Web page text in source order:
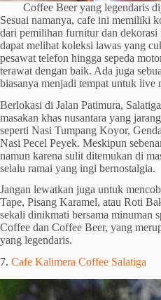
Coffee Beer yang legendaris
Sesuai namanya, cafe ini memiliki
dari pemilihan furnitur dan
dapat melihat koleksi lawas yang
pesawat telefon hingga sepeda
terawat dengan baik. Ada juga
biasanya menjadi tempat untuk live
Berlokasi di Jalan Patimura,
masakan khas nusantara yang
seperti Nasi Tumpang Koyor,
Nasi Pecel Peyek. Meskipun
namun karena sulit ditemukan di
selalu ramai yang ingi bernostalgia.
Jangan lewatkan juga untuk
Tape, Pisang Karamel, atau Roti
sekali dinikmati bersama minuman
Coffee dan Coffee Beer, yang
yang legendaris.
7. Cafe Kalimera Coffee Salatiga